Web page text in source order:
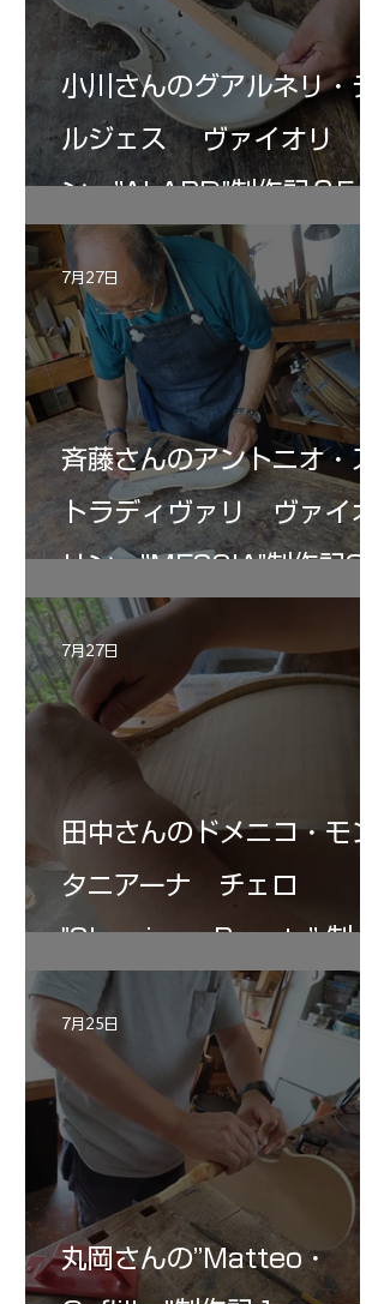
小川さんのグアルネリ・デ
ルジェス ヴァイオリ
ン ”ALARD"制作記３5
斉藤さんのアントニオ・ス
トラディヴァリ ヴァイオ
リン ”MESSIA"制作記33
7月27日
田中さんのドメニコ・モン
タニアーナ チェロ
"Sleeping・Beauty” 制作
記 30
7月27日
丸岡さんの”Matteo・
7月25日